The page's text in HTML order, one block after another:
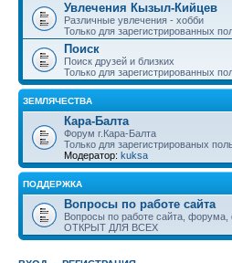
Увлечения Кызыл-Кийцев
Различные увлечения - хобби
Только для зарегистрированных
Поиск
Поиск друзей и близких
Только для зарегистрированных
ЗЕМЛЯЧЕСТВА
Кара-Балта
Форум г.Кара-Балта
Только для зарегистрированых
Модератор: kuksa
ПОДДЕРЖКА
Вопросы по работе сайта
Вопросы по работе сайта, форума,
ОТКРЫТ ДЛЯ ВСЕХ